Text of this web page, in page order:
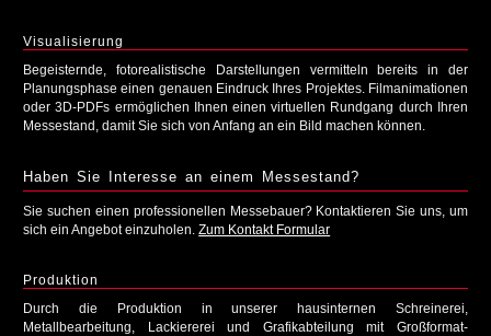
Visualisierung
Begeisternde, fotorealistische Darstellungen vermitteln bereits in der
Planungsphase einen genauen Eindruck Ihres Projektes. Filmanimationen
oder 3D-PDFs ermöglichen Ihnen einen virtuellen Rundgang durch Ihren
Messestand, damit Sie sich von Anfang an ein Bild machen können.
Haben Sie Interesse an einem Messestand?
Sie suchen einen professionellen Messebauer? Kontaktieren Sie uns, um
sich ein Angebot einzuholen.Zum Kontakt Formular
Produktion
Durch die Produktion in unserer hausinternen Schreinerei,
Metallbearbeitung, Lackiererei und Grafikabteilung mit Großformat-